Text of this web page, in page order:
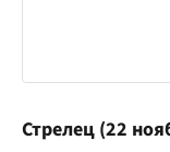
Стрелец (22